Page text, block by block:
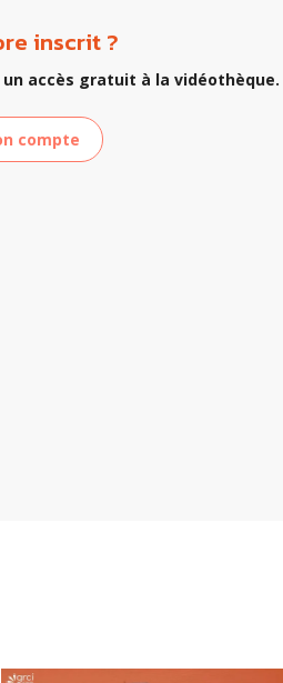
inscrit ?
accès gratuit à la vidéothèque.
compte